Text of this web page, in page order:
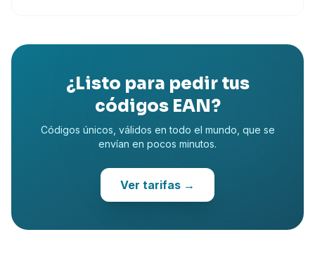
¿Listo para pedir tus
códigos EAN?
Códigos únicos, válidos en todo el mundo, que se
envían en pocos minutos.
Ver tarifas →